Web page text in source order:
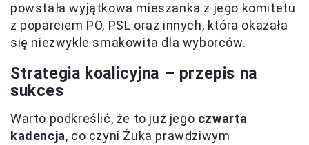
powstała wyjątkowa mieszanka z jego komitetu
z poparciem PO, PSL oraz innych, która okazała
się niezwykle smakowita dla wyborców.
Strategia koalicyjna – przepis na
sukces
Warto podkreślić, że to już jego czwarta
kadencja, co czyni Żuka prawdziwym